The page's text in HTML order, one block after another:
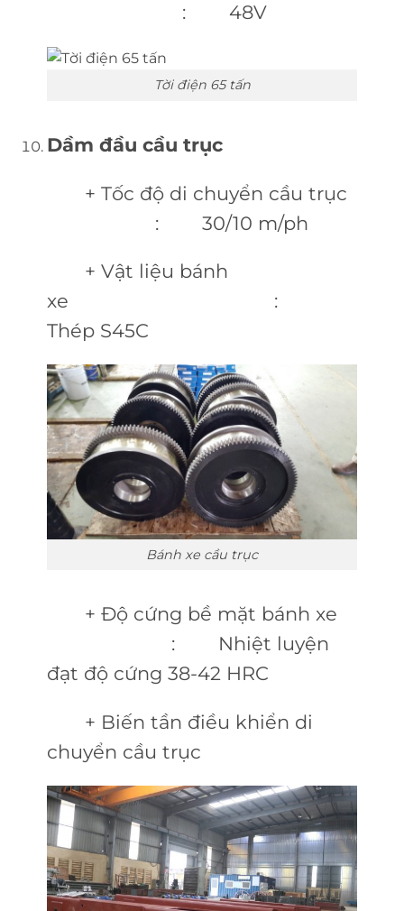
: 48V
Tời điện 65 tấn
Dầm đầu cầu trục
+ Tốc độ di chuyển cầu trục
: 30/10 m/ph
+ Vật liệu bánh
xe :
Thép S45C
Bánh xe cầu trục
+ Độ cứng bề mặt bánh xe
: Nhiệt luyện
đạt độ cứng 38-42 HRC
+ Biến tần điều khiển di
chuyển cầu trục